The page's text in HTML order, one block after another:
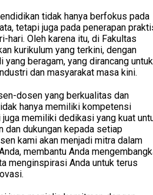
tidak hanya berfokus pada
tetapi juga pada penerapan
hari. Oleh karena itu, di Fakultas
kurikulum yang terkini, dengan
yang beragam, yang dirancang untuk
dan masyarakat masa kini.
dosen yang berkualitas dan
hanya memiliki kompetensi
memiliki dedikasi yang kuat
dan dukungan kepada setiap
kami akan menjadi mitra dalam
membantu Anda
menginspirasi Anda untuk terus